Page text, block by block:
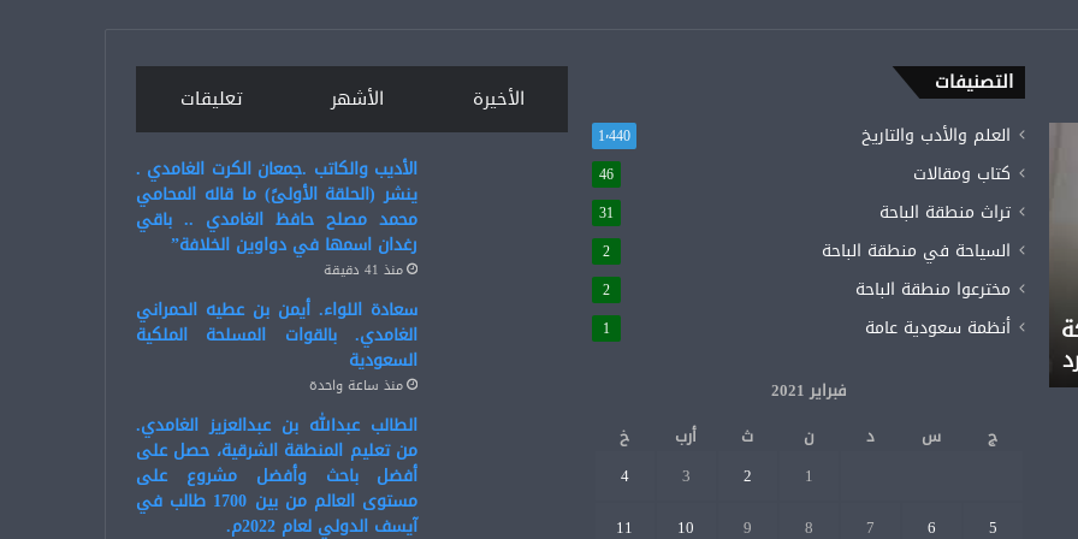
التصنيفات
العلم والأدب والتاريخ 1٬440
كتاب ومقالات 46
تراث منطقة الباحة 31
السياحة في منطقة الباحة 2
مخترعوا منطقة الباحة 2
أنظمة سعودية عامة 1
فبراير 2021
ج
س د ن ث أرب
خ
1
2
3
4
5
6
7
8
9
10
11
الأخيرة الأشهر تعليقات
الأديب والكاتب .جمعان الكرت الغامدي .
ينشر (الحلقة الأولىً) ما قاله المحامي
محمد مصلح حافظ الغامدي .. باقي
رغدان اسمها في دواوين الخلافة”
منذ 41 دقيقة
سعادة اللواء. أيمن بن عطيه الحمراني
الغامدي. بالقوات المسلحة الملكية
السعودية
منذ ساعة واحدة
الطالب عبدالله بن عبدالعزيز الغامدي.
من تعليم المنطقة الشرقية، حصل على
أفضل باحث وأفضل مشروع على
مستوى العالم من بين 1700 طالب في
آيسف الدولي لعام 2022م.